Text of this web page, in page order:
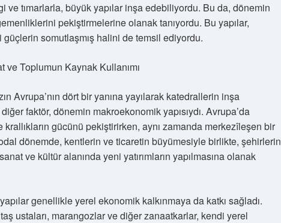
tımarlarla, büyük yapılar inşa edebiliyordu. Bu da, dönemin
pekiştirmelerine olanak tanıyordu. Bu yapılar,
somutlaşmış halini de temsil ediyordu.
Toplumun Kaynak Kullanımı
Avrupa’nın dört bir yanına yayılarak katedrallerin inşa
faktör, dönemin makroekonomik yapısıydı. Avrupa’da
gücünü pekiştirirken, aynı zamanda merkezîleşen bir
dönemde, kentlerin ve ticaretin büyümesiyle birlikte, şehirlerin
ve kültür alanında yeni yatırımların yapılmasına olanak
genellikle yerel ekonomik kalkınmaya da katkı sağladı.
ustaları, marangozlar ve diğer zanaatkarlar, kendi yerel